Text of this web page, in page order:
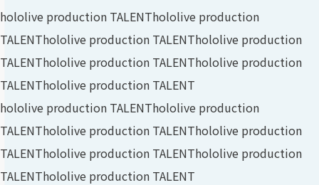
hololive production TALENThololive production
TALENThololive production TALENThololive production
TALENThololive production TALENThololive production
TALENThololive production TALENT
hololive production TALENThololive production
TALENThololive production TALENThololive production
TALENThololive production TALENThololive production
TALENThololive production TALENT